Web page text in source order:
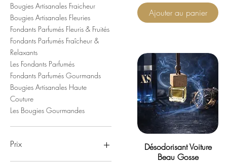
Bougies Artisanales Fraicheur
Bougies Artisanales Fleuries
Fondants Parfumés Fleuris & Fruités
Fondants Parfumés Fraîcheur &
Relaxants
Les Fondants Parfumés
Fondants Parfumés Gourmands
Bougies Artisanales Haute
Couture
Les Bougies Gourmandes
Prix
Ajouter au panier
Désodorisant Voiture
Beau Gosse